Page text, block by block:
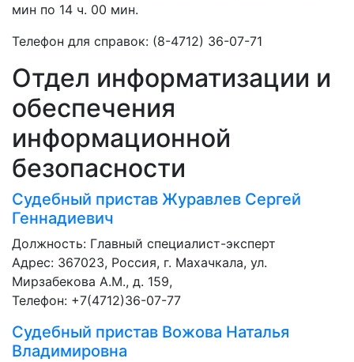
мин по 14 ч. 00 мин.
Телефон для справок: (8-4712) 36-07-71
Отдел информатизации и
обеспечения
информационной
безопасности
Судебный пристав Журавлев Сергей
Геннадиевич
Должность: Главный специалист-эксперт
Адрес: 367023, Россия, г. Махачкала, ул.
Мирзабекова А.М., д. 159,
Телефон: +7(4712)36-07-77
Судебный пристав Вожова Наталья
Владимировна